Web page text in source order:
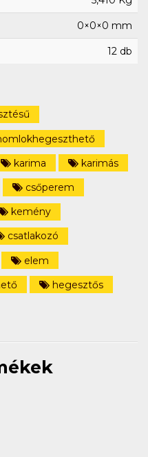
0×0×0 mm
12 db
karima
karimás
csőperem
kemény
csatlakozó
elem
hegesztős